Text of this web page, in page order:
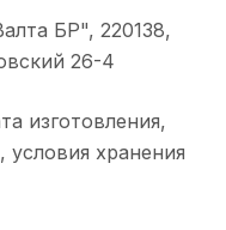
БР", 220138,
26-4
изготовления,
хранения